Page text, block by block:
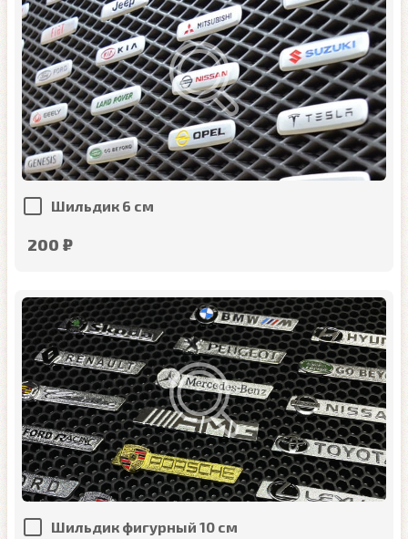
Шильдик 6 см
200 ₽
Шильдик фигурный 10 см